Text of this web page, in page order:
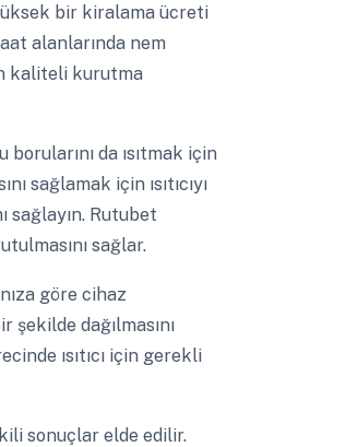
bir kiralama ücreti
alanlarında nem
kaliteli kurutma
da ısıtmak için
sağlamak için ısıtıcıyı
sağlayın. Rutubet
sağlar.
göre cihaz
şekilde dağılmasını
ısıtıcı için gerekli
sonuçlar elde edilir.